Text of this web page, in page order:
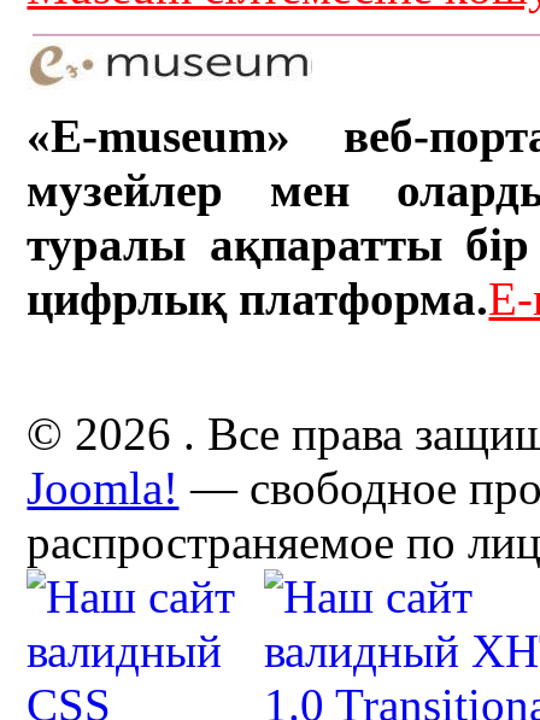
«E-museum» веб-
музейлер мен
туралы ақпаратты бір
цифрлық платформа.
© 2026 . Все права
Joomla! — свободное
распространяемое по